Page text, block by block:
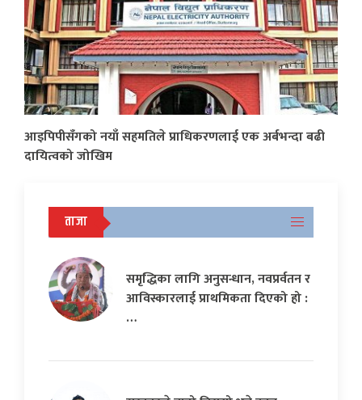
आइपिपीसँगको नयाँ सहमतिले प्राधिकरणलाई एक अर्बभन्दा बढी
दायित्वको जोखिम
ताजा
समृद्धिका लागि अनुसन्धान, नवप्रर्वतन र
आविस्कारलाई प्राथमिकता दिएको हो :
…